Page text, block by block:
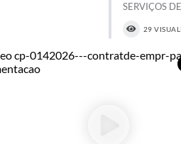
SERVIÇOS
29